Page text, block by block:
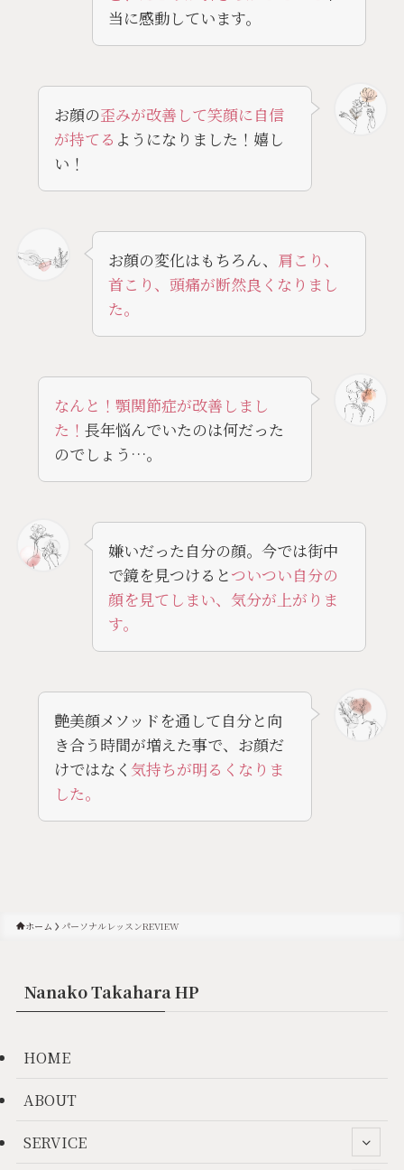
当に感動しています。
お顔の歪みが改善して笑顔に自信
が持てる ようになりました！嬉し
い！
お顔の変化はもちろん、 肩こり、
首こり、頭痛が断然良くなりまし
た。
なんと！顎関節症が改善しまし
た！ 長年悩んでいたのは何だった
のでしょう…。
嫌いだった自分の顔。今では街中
で鏡を見つけるとついつい自分の
顔を見てしまい、気分が上がりま
す。
艶美顔メソッドを通して自分と向
き合う時間が増えた事で、お顔だ
けではなく 気持ちが明るくなりま
した。
ホーム パーソナルレッスンREVIEW
Nanako Takahara HP
HOME
ABOUT
SERVICE